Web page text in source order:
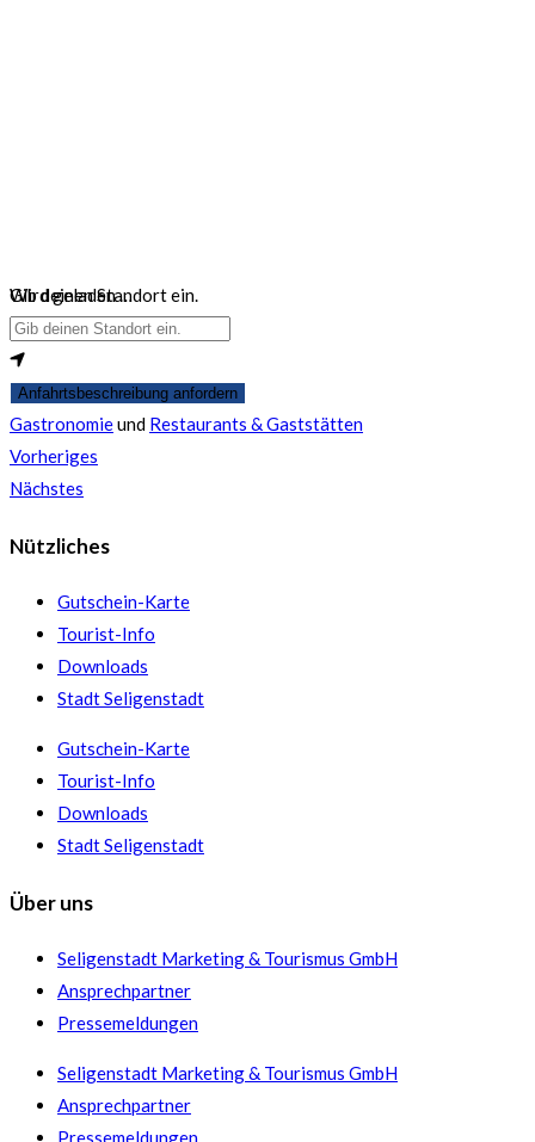
Wird geladen …
Gib deinen Standort ein.
Anfahrtsbeschreibung anfordern
Gastronomieund Restaurants & Gaststätten
Vorheriges
Nächstes
Nützliches
Gutschein-Karte
Tourist-Info
Downloads
Stadt Seligenstadt
Gutschein-Karte
Tourist-Info
Downloads
Stadt Seligenstadt
Über uns
Seligenstadt Marketing & Tourismus GmbH
Ansprechpartner
Pressemeldungen
Seligenstadt Marketing & Tourismus GmbH
Ansprechpartner